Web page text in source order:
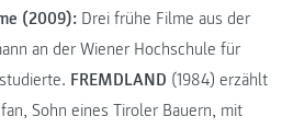
(2009): Drei frühe Filme aus der
an der Wiener Hochschule für
FREMDLAND (1984) erzählt
Sohn eines Tiroler Bauern, mit